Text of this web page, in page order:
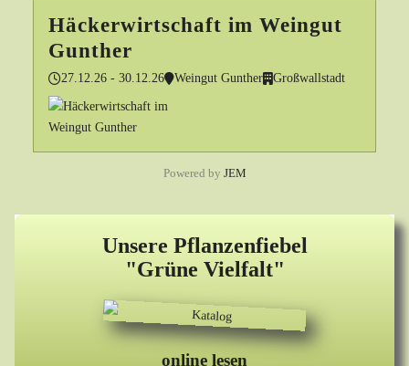
Unsere Pflanzenfiebel
"Grüne Vielfalt"
online lesen
Häckerwirtschaft im Weingut
Gunther
27.12.26 - 30.12.26 Weingut Gunther Großwallstadt
Powered by JEM